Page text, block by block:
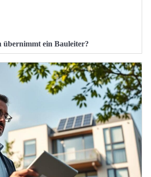
übernimmt ein Bauleiter?